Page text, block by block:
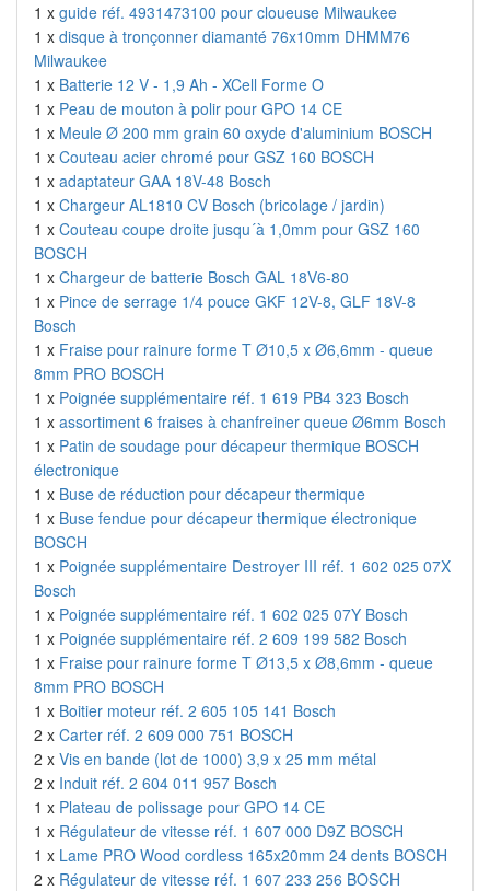
1 x guide réf. 4931473100 pour cloueuse Milwaukee
1 x disque à tronçonner diamanté 76x10mm DHMM76
Milwaukee
1 x Batterie 12 V - 1,9 Ah - XCell Forme O
1 x Peau de mouton à polir pour GPO 14 CE
1 x Meule Ø 200 mm grain 60 oxyde d'aluminium BOSCH
1 x Couteau acier chromé pour GSZ 160 BOSCH
1 x adaptateur GAA 18V-48 Bosch
1 x Chargeur AL1810 CV Bosch (bricolage / jardin)
1 x Couteau coupe droite jusqu´à 1,0mm pour GSZ 160
BOSCH
1 x Chargeur de batterie Bosch GAL 18V6-80
1 x Pince de serrage 1/4 pouce GKF 12V-8, GLF 18V-8
Bosch
1 x Fraise pour rainure forme T Ø10,5 x Ø6,6mm - queue
8mm PRO BOSCH
1 x Poignée supplémentaire réf. 1 619 PB4 323 Bosch
1 x assortiment 6 fraises à chanfreiner queue Ø6mm Bosch
1 x Patin de soudage pour décapeur thermique BOSCH
électronique
1 x Buse de réduction pour décapeur thermique
1 x Buse fendue pour décapeur thermique électronique
BOSCH
1 x Poignée supplémentaire Destroyer III réf. 1 602 025 07X
Bosch
1 x Poignée supplémentaire réf. 1 602 025 07Y Bosch
1 x Poignée supplémentaire réf. 2 609 199 582 Bosch
1 x Fraise pour rainure forme T Ø13,5 x Ø8,6mm - queue
8mm PRO BOSCH
1 x Boitier moteur réf. 2 605 105 141 Bosch
2 x Carter réf. 2 609 000 751 BOSCH
2 x Vis en bande (lot de 1000) 3,9 x 25 mm métal
2 x Induit réf. 2 604 011 957 Bosch
1 x Plateau de polissage pour GPO 14 CE
1 x Régulateur de vitesse réf. 1 607 000 D9Z BOSCH
1 x Lame PRO Wood cordless 165x20mm 24 dents BOSCH
2 x Régulateur de vitesse réf. 1 607 233 256 BOSCH